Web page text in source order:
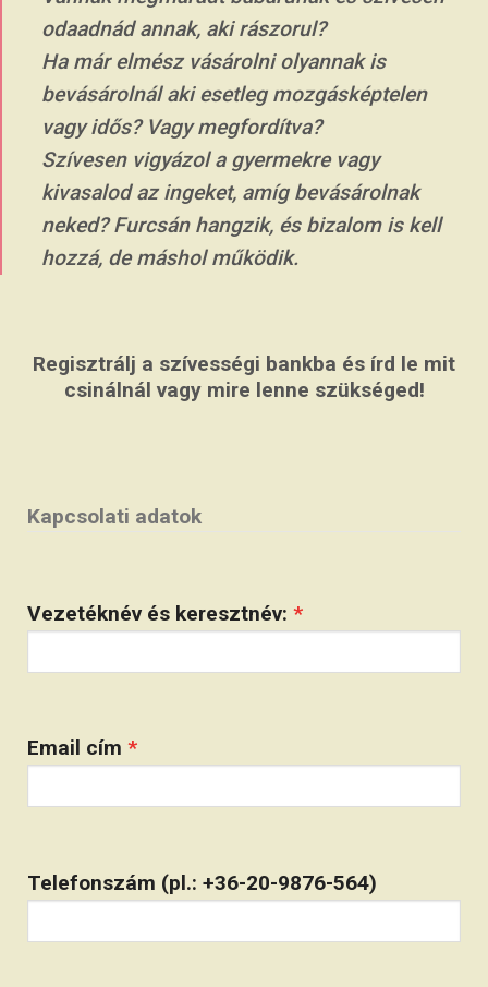
odaadnád annak, aki rászorul?
Ha már elmész vásárolni olyannak is
bevásárolnál aki esetleg mozgásképtelen
vagy idős? Vagy megfordítva?
Szívesen vigyázol a gyermekre vagy
kivasalod az ingeket, amíg bevásárolnak
neked? Furcsán hangzik, és bizalom is kell
hozzá, de máshol működik.
Regisztrálj a szívességi bankba és írd le mit
csinálnál vagy mire lenne szükséged!
Kapcsolati adatok
Vezetéknév és keresztnév: *
Email cím *
Telefonszám (pl.: +36-20-9876-564)